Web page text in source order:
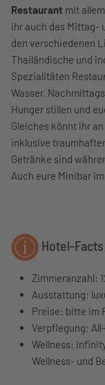
Restaurant mit
ihr auch das Mittag-
den verschiedenen
Thailändische und
Spezialitäten
Wasser.
Hunger stillen und
Gleiches könnt ihr
inklusive
Getränke sind
Auch eure Minibar
Hotel-Facts
Zimmeranzahl:
Ausstattung:
Preise: bitte im
Verpflegung:
Wellness:
Wellness- und